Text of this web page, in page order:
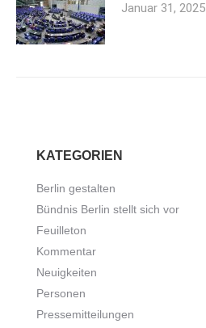
Januar 31, 2025
KATEGORIEN
Berlin gestalten
Bündnis Berlin stellt sich vor
Feuilleton
Kommentar
Neuigkeiten
Personen
Pressemitteilungen